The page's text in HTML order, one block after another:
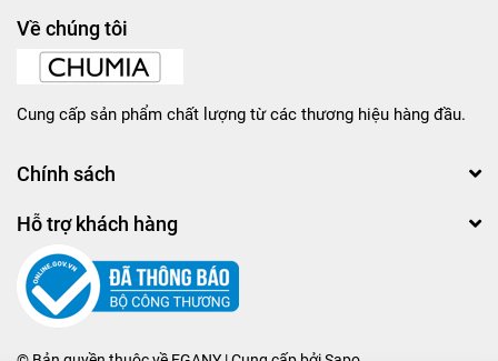
Về chúng tôi
Cung cấp sản phẩm chất lượng từ các thương hiệu hàng đầu.
Chính sách
Hỗ trợ khách hàng